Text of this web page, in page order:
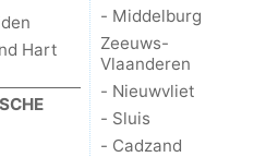
Hart
- Middelburg
Zeeuws-
Vlaanderen
- Nieuwvliet
- Sluis
- Cadzand